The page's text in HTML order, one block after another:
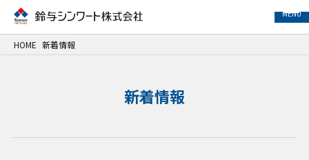
MENU
事例紹介
HOME 新着情報
新着情報